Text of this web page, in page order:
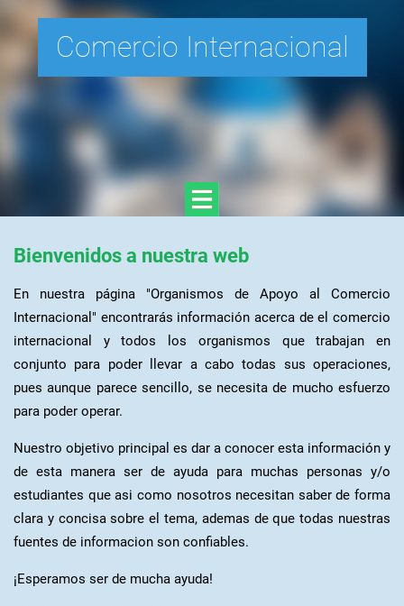
Comercio Internacional
Bienvenidos a nuestra web
En nuestra página "Organismos de Apoyo al Comercio
Internacional" encontrarás información acerca de el comercio
internacional y todos los organismos que trabajan en
conjunto para poder llevar a cabo todas sus operaciones,
pues aunque parece sencillo, se necesita de mucho esfuerzo
para poder operar.
Nuestro objetivo principal es dar a conocer esta información y
de esta manera ser de ayuda para muchas personas y/o
estudiantes que asi como nosotros necesitan saber de forma
clara y concisa sobre el tema, ademas de que todas nuestras
fuentes de informacion son confiables.
¡Esperamos ser de mucha ayuda!